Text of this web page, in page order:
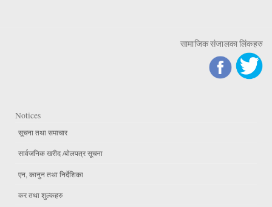
सामाजिक संजालका लिंकहरु
Notices
सूचना तथा समाचार
सार्वजनिक खरीद /बोलपत्र सूचना
एन, कानुन तथा निर्देशिका
कर तथा शुल्कहरु